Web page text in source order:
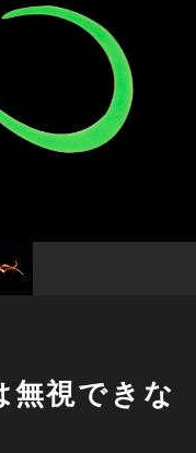
無視できな